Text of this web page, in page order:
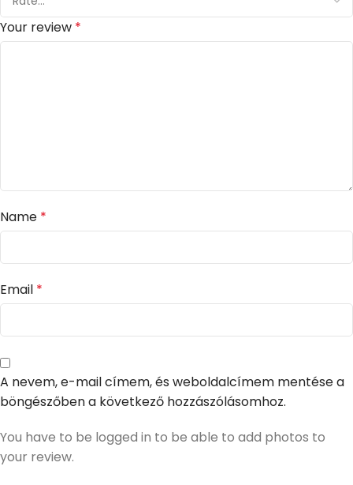
Your review *
Name *
Email *
A nevem, e-mail címem, és weboldalcímem mentése a
böngészőben a következő hozzászólásomhoz.
You have to be logged in to be able to add photos to
your review.